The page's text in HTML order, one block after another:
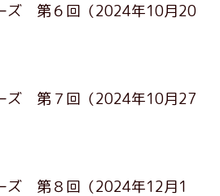
ズ 第６回 （2024年10月20
ズ 第７回 （2024年10月27
ズ 第８回 （2024年12月1